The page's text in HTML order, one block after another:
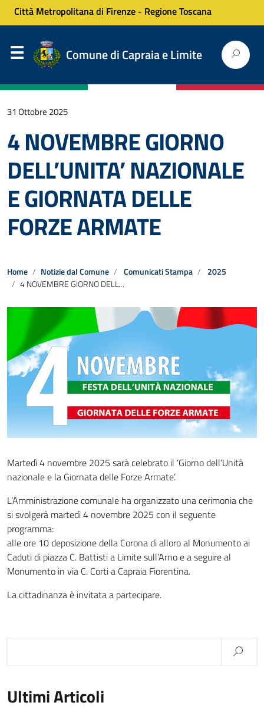
Città Metropolitana di Firenze - Regione Toscana
Comune di Capraia e Limite
31 Ottobre 2025
4 NOVEMBRE GIORNO
DELL’UNITA’ NAZIONALE
E GIORNATA DELLE
FORZE ARMATE
Home Notizie dal Comune Comunicati Stampa
2025
4 NOVEMBRE GIORNO DELL’UNITA’ NAZIONALE E GIORNATA DELLE FORZE ARMATE
Martedì 4 novembre 2025 sarà celebrato il ‘Giorno dell’Unità
nazionale e la Giornata delle Forze Armate’.
L’Amministrazione comunale ha organizzato una cerimonia che
si svolgerà martedì 4 novembre 2025 con il seguente
programma:
alle ore 10 deposizione della Corona di alloro al Monumento ai
Caduti di piazza C. Battisti a Limite sull’Arno e a seguire al
Monumento in via C. Corti a Capraia Fiorentina.
La cittadinanza è invitata a partecipare.
Ultimi Articoli